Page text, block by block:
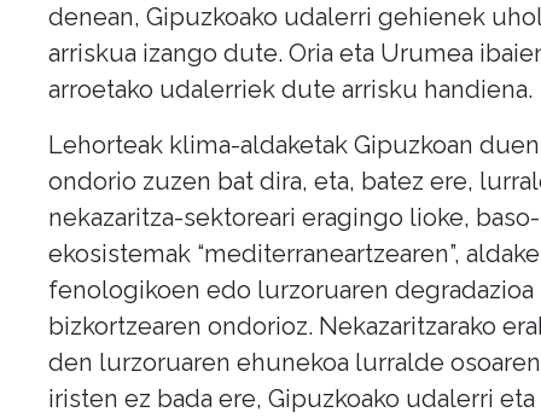
denean, Gipuzkoako udalerri gehienek
arriskua izango dute. Oria eta Urumea
arroetako udalerriek dute arrisku handiena.
Lehorteak klima-aldaketak Gipuzkoan
ondorio zuzen bat dira, eta, batez ere,
nekazaritza-sektoreari eragingo lioke, baso-
ekosistemak “mediterraneartzearen”,
fenologikoen edo lurzoruaren degradazioa
bizkortzearen ondorioz. Nekazaritzarako
den lurzoruaren ehunekoa lurralde osoaren
iristen ez bada ere, Gipuzkoako udalerri eta